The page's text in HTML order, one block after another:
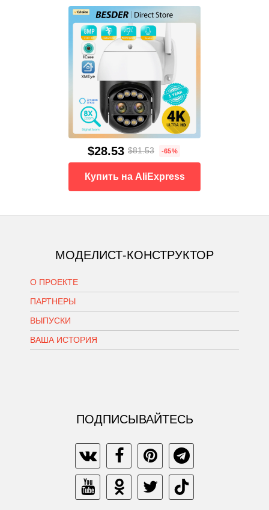
$28.53 $81.53 -65%
Купить на AliExpress
МОДЕЛИСТ-КОНСТРУКТОР
О ПРОЕКТЕ
ПАРТНЕРЫ
ВЫПУСКИ
ВАША ИСТОРИЯ
ПОДПИСЫВАЙТЕСЬ